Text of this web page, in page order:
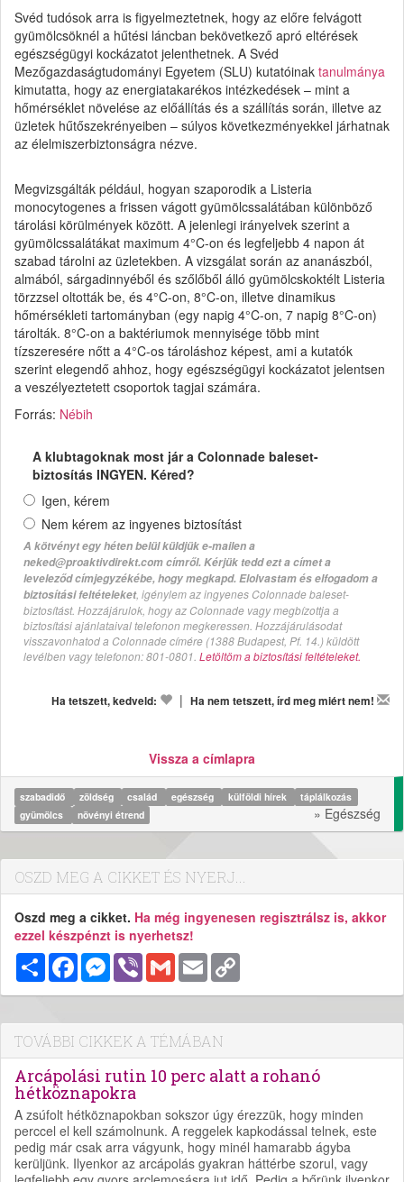
Svéd tudósok arra is figyelmeztetnek, hogy az előre felvágott
gyümölcsöknél a hűtési láncban bekövetkező apró eltérések
egészségügyi kockázatot jelenthetnek. A Svéd
Mezőgazdaságtudományi Egyetem (SLU) kutatóinak tanulmánya
kimutatta, hogy az energiatakarékos intézkedések – mint a
hőmérséklet növelése az előállítás és a szállítás során, illetve az
üzletek hűtőszekrényeiben – súlyos következményekkel járhatnak
az élelmiszerbiztonságra nézve.
Megvizsgálták például, hogyan szaporodik a Listeria
monocytogenes a frissen vágott gyümölcssalátában különböző
tárolási körülmények között. A jelenlegi irányelvek szerint a
gyümölcssalátákat maximum 4°C-on és legfeljebb 4 napon át
szabad tárolni az üzletekben. A vizsgálat során az ananászból,
almából, sárgadinnyéből és szőlőből álló gyümölcskoktélt Listeria
törzzsel oltották be, és 4°C-on, 8°C-on, illetve dinamikus
hőmérsékleti tartományban (egy napig 4°C-on, 7 napig 8°C-on)
tárolták. 8°C-on a baktériumok mennyisége több mint
tízszeresére nőtt a 4°C-os tároláshoz képest, ami a kutatók
szerint elegendő ahhoz, hogy egészségügyi kockázatot jelentsen
a veszélyeztetett csoportok tagjai számára.
Forrás: Nébih
A klubtagoknak most jár a Colonnade baleset-
biztosítás INGYEN. Kéred?
Igen, kérem
Nem kérem az ingyenes biztosítást
A kötvényt egy héten belül küldjük e-mailen a
neked@proaktivdirekt.com címről. Kérjük tedd ezt a címet a
leveleződ címjegyzékébe, hogy megkapd. Elolvastam és elfogadom a
biztosítási feltételeket, igénylem az ingyenes Colonnade baleset-
biztosítást. Hozzájárulok, hogy az Colonnade vagy megbízottja a
biztosítási ajánlataival telefonon megkeressen. Hozzájárulásodat
visszavonhatod a Colonnade címére (1388 Budapest, Pf. 14.) küldött
levélben vagy telefonon: 801-0801. Letöltöm a biztosítási feltételeket.
Ha tetszett, kedveld: | Ha nem tetszett, írd meg miért nem!
Vissza a címlapra
szabadidő zöldség család egészség külföldi hírek
táplálkozás
gyümölcs
növényi étrend » Egészség
OSZD MEG A CIKKET ÉS NYERJ...
Oszd meg a cikket. Ha még ingyenesen regisztrálsz is, akkor
ezzel készpénzt is nyerhetsz!
MegosztásFacebookMessenger
Viber Gmail Email
TOVÁBBI CIKKEK A TÉMÁBAN
Arcápolási rutin 10 perc alatt a rohanó
hétköznapokra
A zsúfolt hétköznapokban sokszor úgy érezzük, hogy minden
perccel el kell számolnunk. A reggelek kapkodással telnek, este
pedig már csak arra vágyunk, hogy minél hamarabb ágyba
kerüljünk. Ilyenkor az arcápolás gyakran háttérbe szorul, vagy